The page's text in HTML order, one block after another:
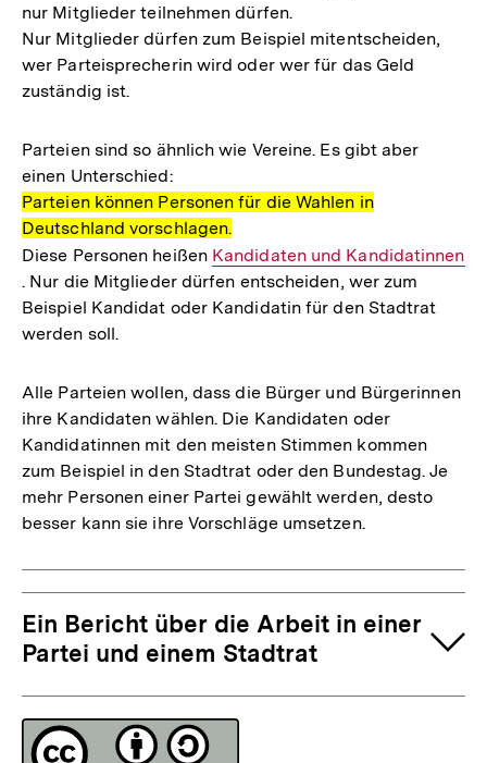
nur Mitglieder teilnehmen dürfen.
Nur Mitglieder dürfen zum Beispiel mitentscheiden,
wer Parteisprecherin wird oder wer für das Geld
zuständig ist.
Parteien sind so ähnlich wie Vereine. Es gibt aber
einen Unterschied:
Parteien können Personen für die Wahlen in
Deutschland vorschlagen.
Diese Personen heißen Interner
Link:
Kandidaten und Kandidatinnen
. Nur die Mitglieder dürfen entscheiden, wer zum
Beispiel Kandidat oder Kandidatin für den Stadtrat
werden soll.
Alle Parteien wollen, dass die Bürger und Bürgerinnen
ihre Kandidaten wählen. Die Kandidaten oder
Kandidatinnen mit den meisten Stimmen kommen
zum Beispiel in den Stadtrat oder den Bundestag. Je
mehr Personen einer Partei gewählt werden, desto
besser kann sie ihre Vorschläge umsetzen.
Ein Bericht über die Arbeit in einer
Partei und einem Stadtrat
Fussnoten
Lizenz